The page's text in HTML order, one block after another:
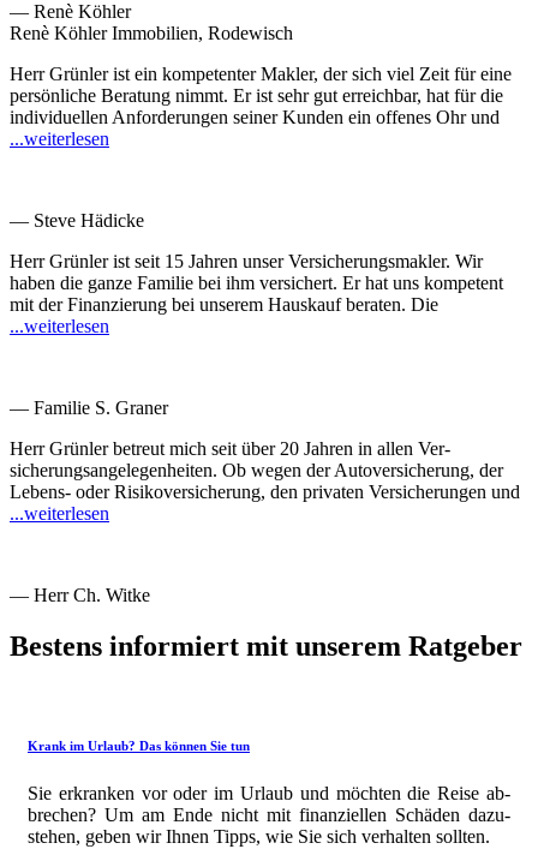
— Renè Köhler
Renè Köhler Immobilien, Rodewisch
Herr Grünler ist ein kompetenter Makler, der sich viel Zeit für eine
persönliche Beratung nimmt. Er ist sehr gut erreichbar, hat für die
individuellen Anforderungen seiner Kunden ein offenes Ohr und
...weiterlesen
— Steve Hädicke
Herr Grünler ist seit 15 Jahren unser Versicherungsmakler. Wir
haben die ganze Familie bei ihm versichert. Er hat uns kompetent
mit der Finanzierung bei unserem Hauskauf beraten. Die
...weiterlesen
— Familie S. Graner
Herr Grünler betreut mich seit über 20 Jahren in allen Ver­
sicherungs­an­ge­legen­heiten. Ob wegen der Auto­versicherung, der
Lebens- oder Risiko­versicherung, den privaten Versicherungen und
...weiterlesen
— Herr Ch. Witke
Bestens informiert mit unserem Ratgeber
Krank im Urlaub? Das können Sie tun
Sie erkranken vor oder im Urlaub und möchten die Reise ab­
brechen? Um am Ende nicht mit finanziellen Schäden dazu­
stehen, geben wir Ihnen Tipps, wie Sie sich verhalten sollten.